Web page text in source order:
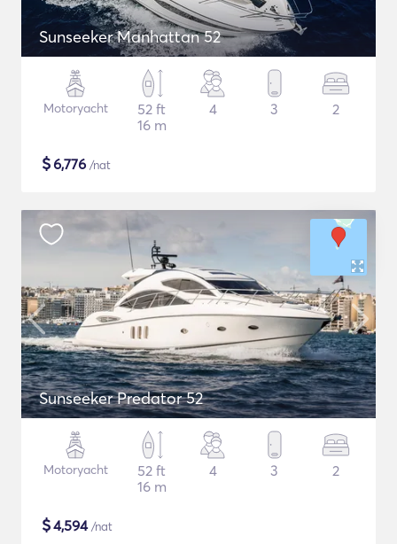
Sunseeker Manhattan 52
Motoryacht
52 ft
16 m
4 3 2
$6,776 /nat
Sunseeker Predator 52
Motoryacht
52 ft
16 m
4 3 2
$4,594/nat